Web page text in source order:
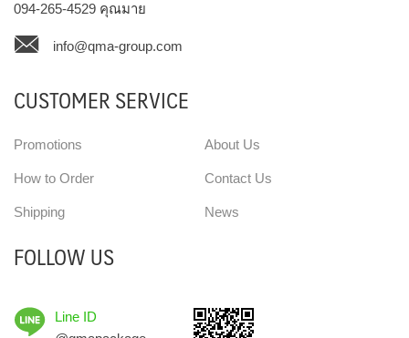
094-265-4529 คุณมาย
info@qma-group.com
CUSTOMER SERVICE
Promotions
How to Order
Shipping
About Us
Contact Us
News
FOLLOW US
Line ID